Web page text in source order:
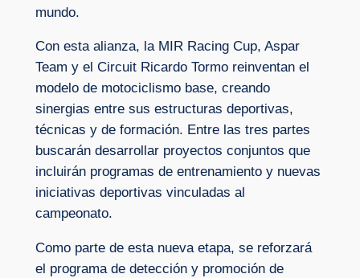
mundo.
Con esta alianza, la MIR Racing Cup, Aspar
Team y el Circuit Ricardo Tormo reinventan el
modelo de motociclismo base, creando
sinergias entre sus estructuras deportivas,
técnicas y de formación. Entre las tres partes
buscarán desarrollar proyectos conjuntos que
incluirán programas de entrenamiento y nuevas
iniciativas deportivas vinculadas al
campeonato.
Como parte de esta nueva etapa, se reforzará
el programa de detección y promoción de